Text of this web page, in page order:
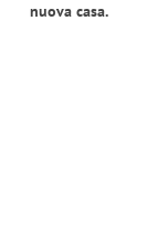
nuova casa.